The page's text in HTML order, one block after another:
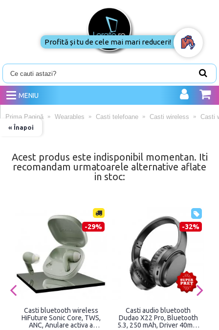
MENIU
« Înapoi
Prima Pagină Wearables Casti telefoane Casti wireless Casti
Acest produs este indisponibil momentan. Iti
recomandam urmatoarele alternative aflate
in stoc:
-29%
Casti bluetooth wireless
HiFuture Sonic Core, TWS,
ANC, Anulare activa a
-32%
Casti audio bluetooth
Dudao X22 Pro, Bluetooth
5.3, 250 mAh, Driver 40mm,
Profită și tu de cele mai mari reduceri!